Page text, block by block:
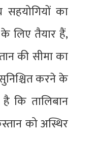
सहयोगियों का
लिए तैयार हैं,
की सीमा का
करने के
कि तालिबान
को अस्थिर